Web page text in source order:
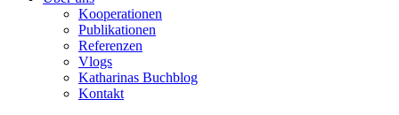
Kooperationen
Publikationen
Referenzen
Vlogs
Katharinas Buchblog
Kontakt